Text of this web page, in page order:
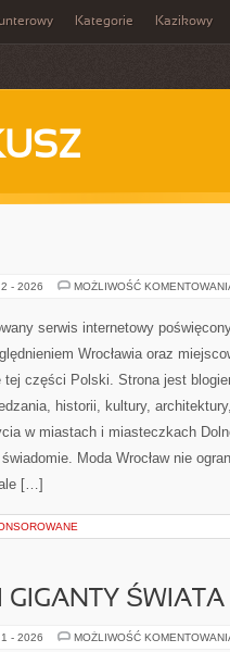
Kategorie Kazikowy
- 2026 MOŻLIWOŚĆ
serwis internetowy
Wrocławia oraz
tej części Polski. Strona jest
historii, kultury,
w miastach i miasteczkach
Moda Wrocław nie
[…]
GIGANTY ŚWIATA
- 2026 MOŻLIWOŚĆ